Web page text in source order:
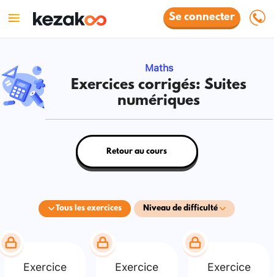
Se connecter
Maths
Exercices corrigés: Suites
numériques
Tous les exercices Niveau de difficulté
Retour au cours
Exercice Exercice Exercice